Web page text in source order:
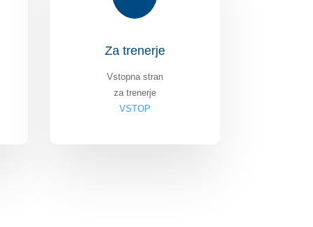
Za trenerje
Vstopna stran
za trenerje
VSTOP